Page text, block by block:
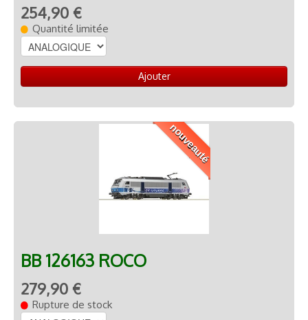
254,90 €
Quantité limitée
Ajouter
nouveauté
BB 126163 ROCO
279,90 €
Rupture de stock